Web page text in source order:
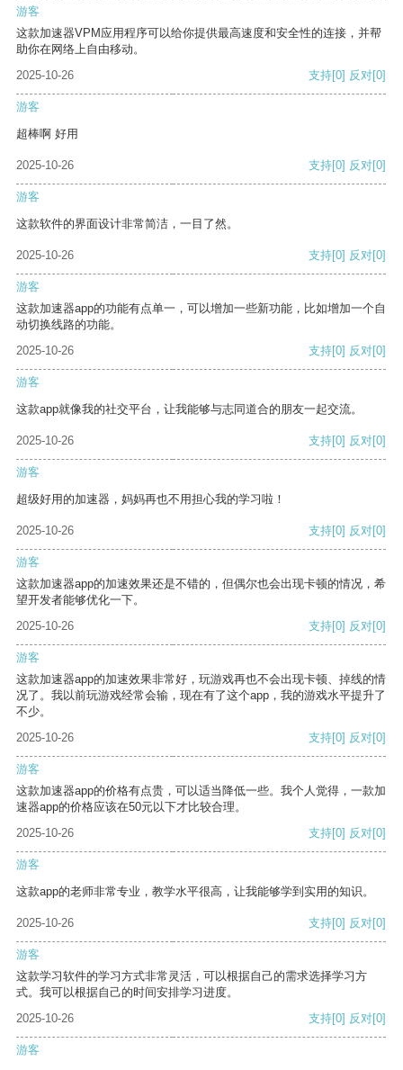
游客
这款加速器VPM应用程序可以给你提供最高速度和安全性的连接，并帮
助你在网络上自由移动。
2025-10-26
支持[0] 反对[0]
游客
超棒啊 好用
2025-10-26 支持[0] 反对[0]
游客
这款软件的界面设计非常简洁，一目了然。
2025-10-26 支持[0] 反对[0]
游客
这款加速器app的功能有点单一，可以增加一些新功能，比如增加一个自
动切换线路的功能。
2025-10-26
支持[0] 反对[0]
游客
这款app就像我的社交平台，让我能够与志同道合的朋友一起交流。
2025-10-26 支持[0] 反对[0]
游客
超级好用的加速器，妈妈再也不用担心我的学习啦！
2025-10-26 支持[0] 反对[0]
游客
这款加速器app的加速效果还是不错的，但偶尔也会出现卡顿的情况，希
望开发者能够优化一下。
2025-10-26
支持[0] 反对[0]
游客
这款加速器app的加速效果非常好，玩游戏再也不会出现卡顿、掉线的情
况了。我以前玩游戏经常会输，现在有了这个app，我的游戏水平提升了
不少。
2025-10-26
支持[0] 反对[0]
游客
这款加速器app的价格有点贵，可以适当降低一些。我个人觉得，一款加
速器app的价格应该在50元以下才比较合理。
2025-10-26
支持[0] 反对[0]
游客
这款app的老师非常专业，教学水平很高，让我能够学到实用的知识。
2025-10-26 支持[0] 反对[0]
游客
这款学习软件的学习方式非常灵活，可以根据自己的需求选择学习方
式。我可以根据自己的时间安排学习进度。
2025-10-26
支持[0] 反对[0]
游客